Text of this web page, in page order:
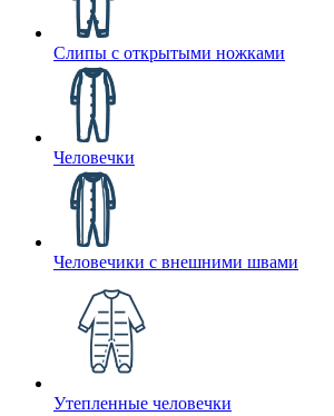
Слипы с открытыми ножками
Человечки
Человечики с внешними швами
Утепленные человечки